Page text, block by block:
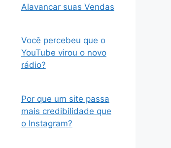
Alavancar suas Vendas
Você percebeu que o
YouTube virou o novo
rádio?
Por que um site passa
mais credibilidade que
o Instagram?